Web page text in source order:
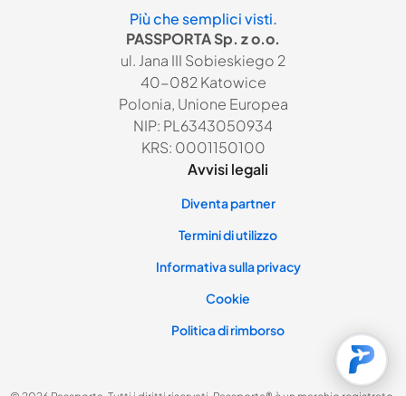
Più che semplici visti.
PASSPORTA Sp. z o.o.
ul. Jana III Sobieskiego 2
40-082 Katowice
Polonia, Unione Europea
NIP: PL6343050934
KRS: 0001150100
Avvisi legali
Diventa partner
Termini di utilizzo
Informativa sulla privacy
Cookie
Politica di rimborso